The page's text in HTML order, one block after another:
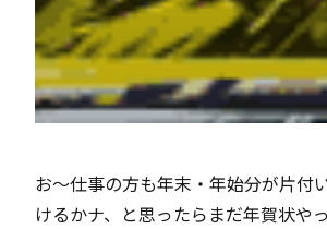
お～仕事の方も年末・年始分が片付
けるかナ、と思ったらまだ年賀状や